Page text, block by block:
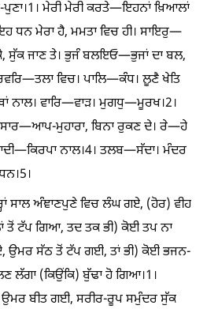
ਮੇਰੀ ਮੇਰੀ ਕਰਤੇ—ਇਹਨਾਂ ਖ਼ਿਆਲਾਂ
ਧਨ ਮੇਰਾ ਹੈ, ਮਮਤਾ ਵਿਚ ਹੀ। ਸਾਇਰੁ—
ਸੁੱਕ ਜਾਣ ਤੇ। ਭੁਜੰ ਬਲਇਓ—ਭੁਜਾਂ ਦਾ ਬਲ,
ਵਿਚ। ਪਾਲਿ—ਕੰਧ। ਲੂਣੈ ਖੇਤਿ
ਨਾਲ। ਵਾਰਿ—ਵਾੜ। ਮੁਗਧੁ—ਮੂਰਖ।2।
ਮੁਹਾਰਾ, ਬਿਨਾ ਰੁਕਣ ਦੇ। ਰੇ—ਹੇ
ਨਾਲ।4। ਤਲਬ—ਸੱਦਾ। ਮੰਦਰ
ਸਾਲ ਅੰਞਾਣਪੁਣੇ ਵਿਚ ਲੰਘ ਗਏ, (ਹੋਰ) ਵੀਹ
ਤੋਂ ਟੱਪ ਗਿਆ, ਤਦ ਤਕ ਭੀ) ਕੋਈ ਤਪ ਨਾ
ਉਮਰ ਸੱਠ ਤੋਂ ਟੱਪ ਗਈ, ਤਾਂ ਭੀ) ਕੋਈ ਭਜਨ-
ਲੱਗਾ (ਕਿਉਂਕਿ) ਬੁੱਢਾ ਹੋ ਗਿਆ।1।
ਉਮਰ ਬੀਤ ਗਈ, ਸਰੀਰ-ਰੂਪ ਸਮੁੰਦਰ ਸੁੱਕ